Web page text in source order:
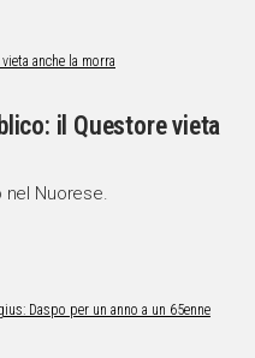
il Questore vieta
nel Nuorese.